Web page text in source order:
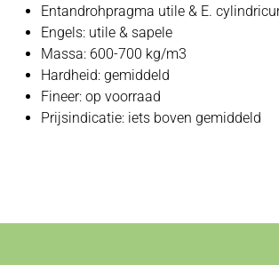
Entandrohpragma utile & E.
Engels: utile & sapele
Massa: 600-700 kg/m3
Hardheid: gemiddeld
Fineer: op voorraad
Prijsindicatie: iets boven gemiddeld